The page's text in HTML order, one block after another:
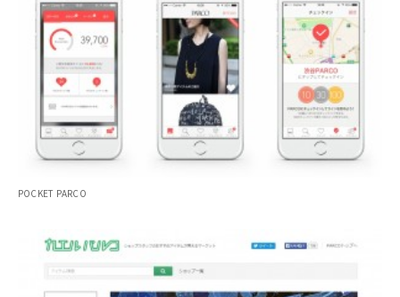
POCKET PARCO